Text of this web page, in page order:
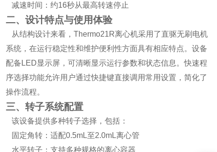
减速时间：约16秒从最高转速停止
二、设计特点与使用体验
从结构设计来看，Thermo21R离心机采用了直驱无刷电机
系统，在运行稳定性和维护便利性方面具有相应特点。设备
配备LED显示屏，可清晰显示运行参数和状态信息。快速程
序选择功能允许用户通过快捷键直接调用常用设置，简化了
操作流程。
三、转子系统配置
该设备提供多种转子选择，包括：
固定角转：适配0.5mL至2.0mL离心管
水平转子：支持多种规格的离心容器